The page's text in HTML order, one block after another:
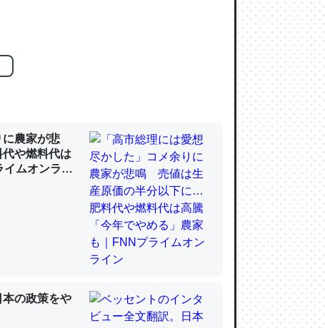
ページ分くらい。小説でいう「ずっと前
には多い分量。進化すればするほど分かり
た。調べたらコオロギのカルシウム分はエビ
なぜ海にいないのか」に関する新仮説
に農家が悲
や燃料代は
イムオンライ
の政策をや